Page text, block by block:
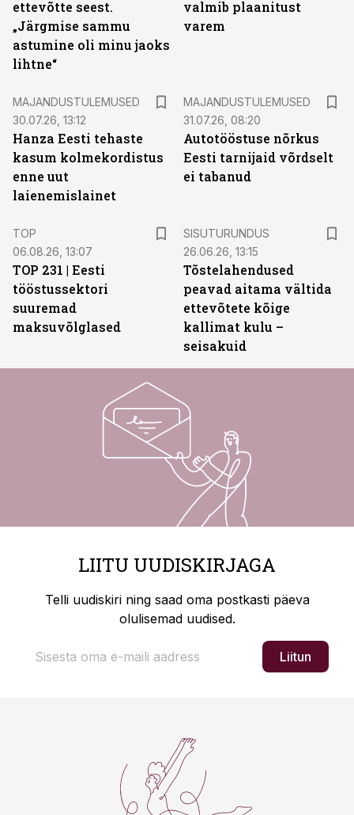
ettevõtte seest.
„Järgmise sammu
astumine oli minu jaoks
lihtne“
valmib plaanitust
varem
MAJANDUSTULEMUSED
30.07.26, 13:12
Hanza Eesti tehaste
kasum kolmekordistus
enne uut
laienemislainet
MAJANDUSTULEMUSED
31.07.26, 08:20
Autotööstuse nõrkus
Eesti tarnijaid võrdselt
ei tabanud
TOP
06.08.26, 13:07
TOP 231 | Eesti
tööstussektori
suuremad
maksuvõlglased
SISUTURUNDUS
26.06.26, 13:15
Tõstelahendused
peavad aitama vältida
ettevõtete kõige
kallimat kulu –
seisakuid
LIITU UUDISKIRJAGA
Telli uudiskiri ning saad oma postkasti päeva
olulisemad uudised.
Liitun